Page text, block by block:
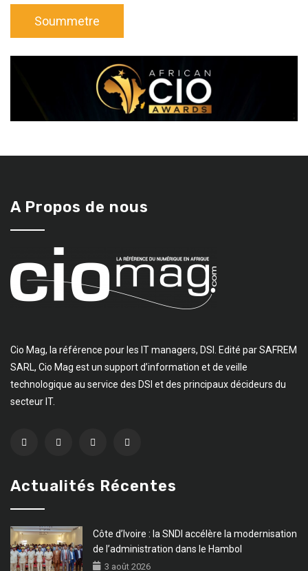
A Propos de nous
Cio Mag, la référence pour les IT managers, DSI. Edité par SAFREM
SARL, Cio Mag est un support d’information et de veille
technologique au service des DSI et des principaux décideurs du
secteur IT.
Actualités Récentes
Côte d’Ivoire : la SNDI accélère la modernisation
de l’administration dans le Hambol
3 août 2026